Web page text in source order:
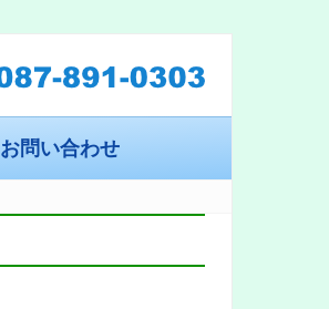
お問い合わせ